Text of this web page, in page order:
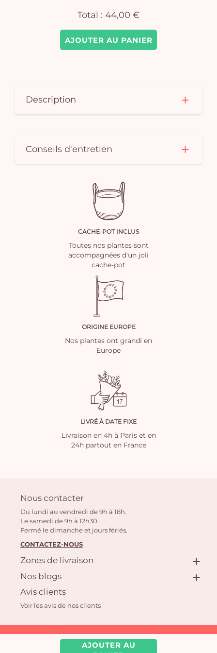
AJOUTER AU PANIER
AJOUTER AU
Total : 44,00 €
Description
Conseils d'entretien
CACHE-POT INCLUS
Toutes nos plantes sont
accompagnées d'un joli
cache-pot
ORIGINE EUROPE
Nos plantes ont grandi en
Europe
LIVRÉ À DATE FIXE
Livraison en 4h à Paris et en
24h partout en France
Nous contacter
Du lundi au vendredi de 9h à 18h.
Le samedi de 9h à 12h30.
Fermé le dimanche et jours fériés.
CONTACTEZ-NOUS
Zones de livraison
Nos blogs
Avis clients
Voir les avis de nos clients
Aquarelle.com SAS
39 rue Anatole France, 92300 Levallois-Perret | Fleuriste en ligne